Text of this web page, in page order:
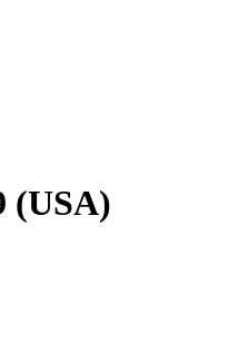
(USA)